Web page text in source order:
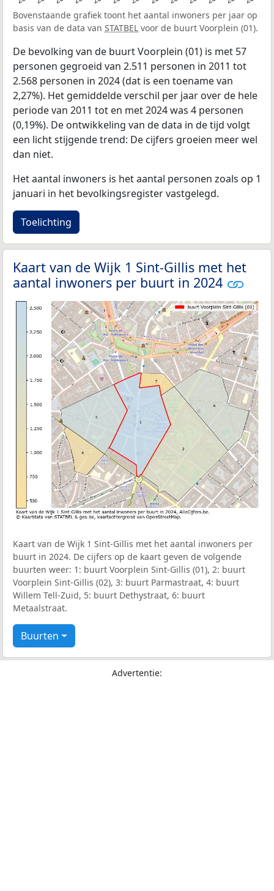
Bovenstaande grafiek toont het aantal inwoners per jaar op
basis van de data van STATBEL voor de buurt Voorplein (01).
De bevolking van de buurt Voorplein (01) is met 57
personen gegroeid van 2.511 personen in 2011 tot
2.568 personen in 2024 (dat is een toename van
2,27%). Het gemiddelde verschil per jaar over de hele
periode van 2011 tot en met 2024 was 4 personen
(0,19%). De ontwikkeling van de data in de tijd volgt
een licht stijgende trend: De cijfers groeien meer wel
dan niet.
Het aantal inwoners is het aantal personen zoals op 1
januari in het bevolkingsregister vastgelegd.
Toelichting
Kaart van de Wijk 1 Sint-Gillis met het
aantal inwoners per buurt in 2024
Kaart van de Wijk 1 Sint-Gillis met het aantal inwoners per
buurt in 2024. De cijfers op de kaart geven de volgende
buurten weer: 1: buurt Voorplein Sint-Gillis (01), 2: buurt
Voorplein Sint-Gillis (02), 3: buurt Parmastraat, 4: buurt
Willem Tell-Zuid, 5: buurt Dethystraat, 6: buurt
Metaalstraat.
Buurten
Advertentie: